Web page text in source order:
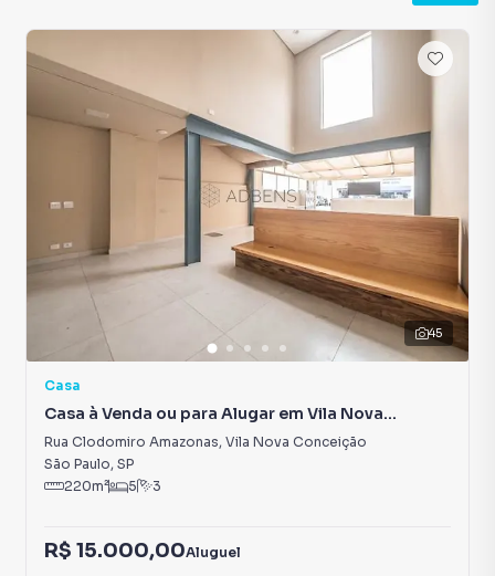
45
Casa
Casa à Venda ou para Alugar em Vila Nova
Conceição
Rua Clodomiro Amazonas, Vila Nova Conceição
São Paulo, SP
220m² 5 3
R$ 15.000,00Aluguel